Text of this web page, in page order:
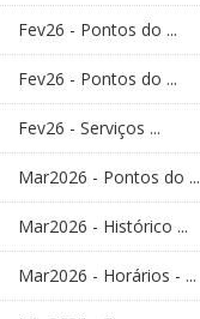
Fev26 - Pontos do ...
Fev26 - Pontos do ...
Fev26 - Serviços ...
Mar2026 - Pontos do ...
Mar2026 - Histórico ...
Mar2026 - Horários - ...